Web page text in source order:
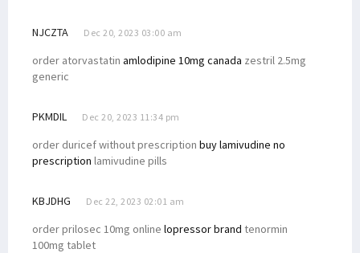
NJCZTA Dec 20, 2023 03:00 am
order atorvastatin amlodipine 10mg canada zestril 2.5mg
generic
PKMDIL Dec 20, 2023 11:34 pm
order duricef without prescription buy lamivudine no
prescription lamivudine pills
KBJDHG Dec 22, 2023 02:01 am
order prilosec 10mg online lopressor brand tenormin
100mg tablet